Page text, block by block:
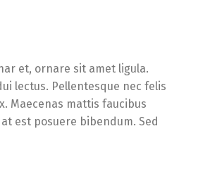
et, ornare sit amet ligula.
lectus. Pellentesque nec felis
Maecenas mattis faucibus
est posuere bibendum. Sed